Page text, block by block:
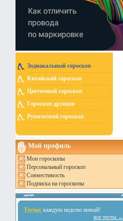
Зодиакальный гороскоп
Китайский гороскоп
Цветочный гороскоп
Гороскоп друидов
Рунический гороскоп
Мой профиль
Мои гороскопы
Персональный гороскоп
Совместимость
Подписка на гороскопы
Тесты: каждую неделю новый!
все тесты →